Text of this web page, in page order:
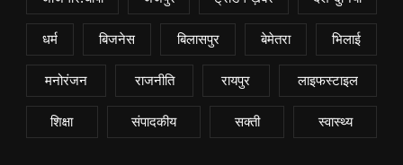
धर्म बिजनेस बिलासपुर बेमेतरा भिलाई
मनोरंजन राजनीति रायपुर लाइफस्टाइल
शिक्षा संपादकीय सक्ती स्वास्थ्य